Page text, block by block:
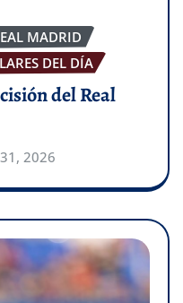
MADRID
DEL DÍA
del Real
2026